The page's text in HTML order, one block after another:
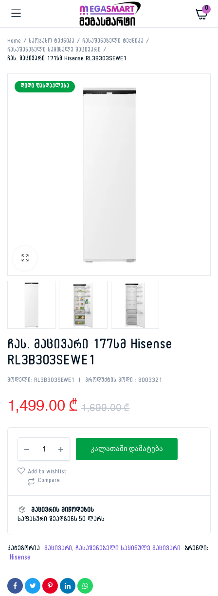
0
Home საოჯახო ტექნიკა
ჩასაშენებელი ტექნიკა
ჩასაშენებელი საყინულე მაცივარი
ჩას. მაცივარი 177სმ Hisense RL3B303SEWE1
ᲓᲘᲓᲘ ᲤᲐᲡᲓᲐᲙᲚᲔᲑᲐ
ჩას. მაცივარი 177სმ Hisense
RL3B303SEWE1
მოდელი: RL3B303SEWE1 პროდუქტის კოდი : 8003321
1,699.00₾
Original
price
1,699.00 ₾.
1,499.00 ₾
Current
price
1,499.00 ₾.
მაცივარი
177სმ
Hisense
RL3B303SEWE1
კალათაში დამატება
Add to wishlist
Compare
მაცივრის მიწოდების
საფასური შეადგენს 50 ლარს
კატეგორია მაცივარი,ჩასაშენებელი საყინულე მაცივარი ბრენდი:
Hisense